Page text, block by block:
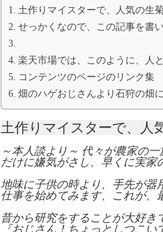
土作りマイスターで、人気の生
せっかくなので、この記事を書
楽天市場では、このように、人
コンテンツのページのリンク集
畑のハゲおじさんより石狩の畑
土作りマイスターで、人
～本人談より～ 代々が農家の
だけに嫌気がさし、早くに実
地味に子供の時より、手先が器
仕事を始めてみます、これが、
昔から研究をすることが大好
『おじさん！ちょっとしつこ